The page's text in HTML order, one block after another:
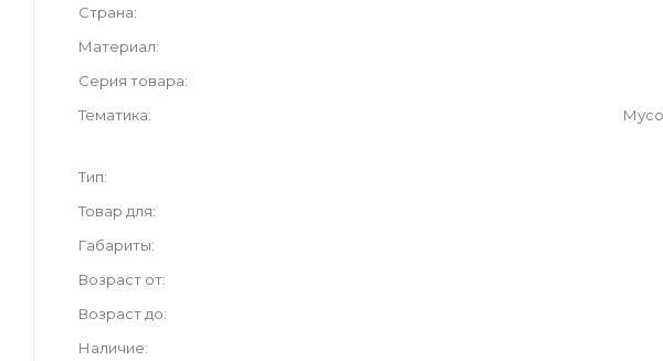
Страна
Материал
Серия товара
Тематика
Тип
Товар для
Габариты
Возраст от
Возраст до
Наличие